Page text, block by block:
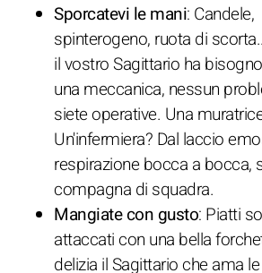
Sporcatevi le mani: Candele,
spinterogeno, ruota di
il vostro Sagittario ha
una meccanica, nessun
siete operative. Una
Un'infermiera? Dal laccio
respirazione bocca a bocca,
compagna di squadra.
Mangiate con gusto: Piatti
attaccati con una bella
delizia il Sagittario che ama